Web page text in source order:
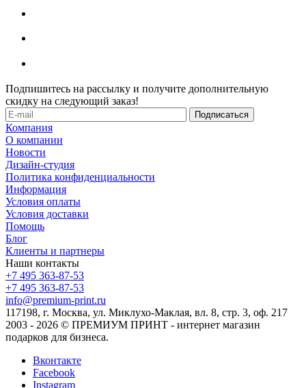
Подпишитесь на рассылку и получите дополнительную
скидку на следующий заказ!
Компания
О компании
Новости
Дизайн-студия
Политика конфиденциальности
Информация
Условия оплаты
Условия доставки
Помощь
Блог
Клиенты и партнеры
Наши контакты
+7 495 363-87-53
+7 495 363-87-53
info@premium-print.ru
117198, г. Москва, ул. Миклухо-Маклая, вл. 8, стр. 3, оф. 217
2003 - 2026 © ПРЕМИУМ ПРИНТ - интернет магазин
подарков для бизнеса.
Вконтакте
Facebook
Instagram